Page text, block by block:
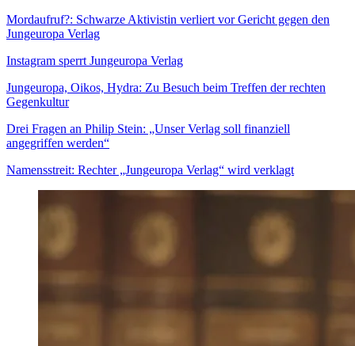
Mordaufruf?: Schwarze Aktivistin verliert vor Gericht gegen den
Jungeuropa Verlag
Instagram sperrt Jungeuropa Verlag
Jungeuropa, Oikos, Hydra: Zu Besuch beim Treffen der rechten
Gegenkultur
Drei Fragen an Philip Stein: „Unser Verlag soll finanziell
angegriffen werden“
Namensstreit: Rechter „Jungeuropa Verlag“ wird verklagt